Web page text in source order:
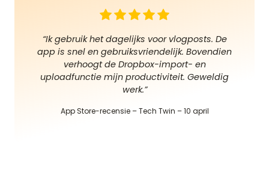
“Ik gebruik het dagelijks voor vlogposts. De
app is snel en gebruiksvriendelijk. Bovendien
verhoogt de Dropbox-import- en
uploadfunctie mijn productiviteit. Geweldig
werk.”
App Store-recensie – Tech Twin – 10 april